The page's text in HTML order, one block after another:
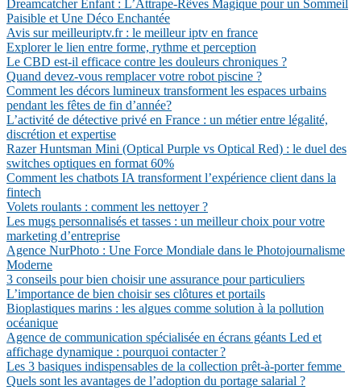
Dreamcatcher Enfant : L’Attrape-Rêves Magique pour un Sommeil
Paisible et Une Déco Enchantée
Avis sur meilleuriptv.fr : le meilleur iptv en france
Explorer le lien entre forme, rythme et perception
Le CBD est-il efficace contre les douleurs chroniques ?
Quand devez-vous remplacer votre robot piscine ?
Comment les décors lumineux transforment les espaces urbains
pendant les fêtes de fin d’année?
L’activité de détective privé en France : un métier entre légalité,
discrétion et expertise
Razer Huntsman Mini (Optical Purple vs Optical Red) : le duel des
switches optiques en format 60%
Comment les chatbots IA transforment l’expérience client dans la
fintech
Volets roulants : comment les nettoyer ?
Les mugs personnalisés et tasses : un meilleur choix pour votre
marketing d’entreprise
Agence NurPhoto : Une Force Mondiale dans le Photojournalisme
Moderne
3 conseils pour bien choisir une assurance pour particuliers
L’importance de bien choisir ses clôtures et portails
Bioplastiques marins : les algues comme solution à la pollution
océanique
Agence de communication spécialisée en écrans géants Led et
affichage dynamique : pourquoi contacter ?
Les 3 basiques indispensables de la collection prêt-à-porter femme
Quels sont les avantages de l’adoption du portage salarial ?